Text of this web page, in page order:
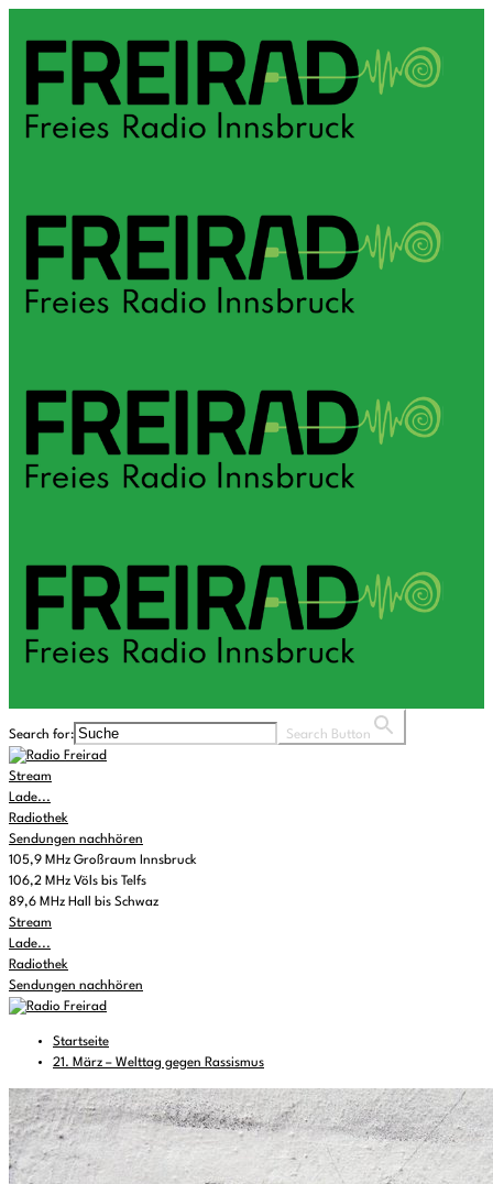
Search for: Search Button
Stream
Lade...
Radiothek
Sendungen nachhören
105,9 MHz Großraum Innsbruck
106,2 MHz Völs bis Telfs
89,6 MHz Hall bis Schwaz
Stream
Lade...
Radiothek
Sendungen nachhören
Startseite
21. März – Welttag gegen Rassismus